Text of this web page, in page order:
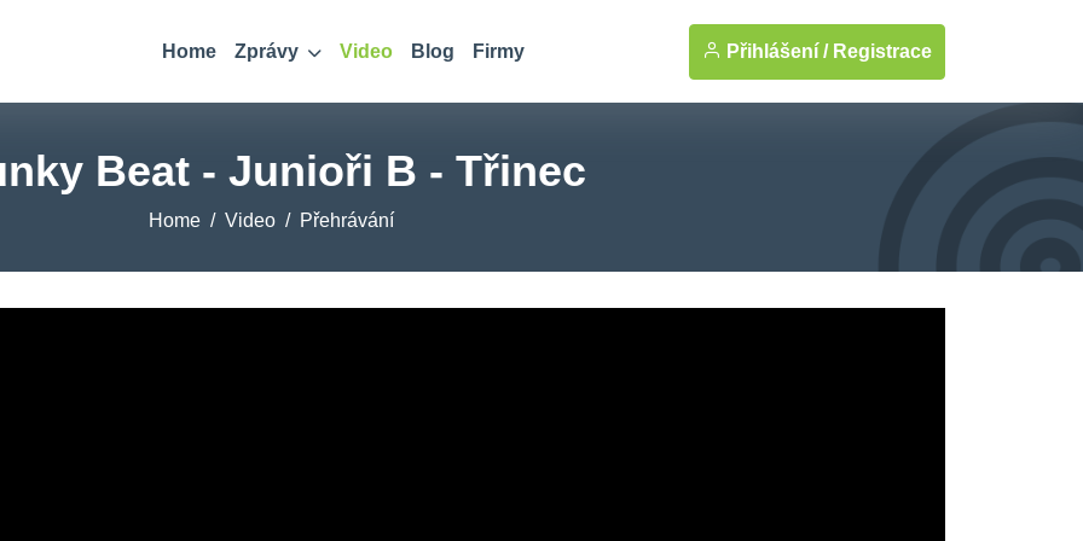
Home Zprávy Video Blog Firmy Přihlášení / Registrace
Beat - Junioři B - Třinec
Home Video Přehrávání